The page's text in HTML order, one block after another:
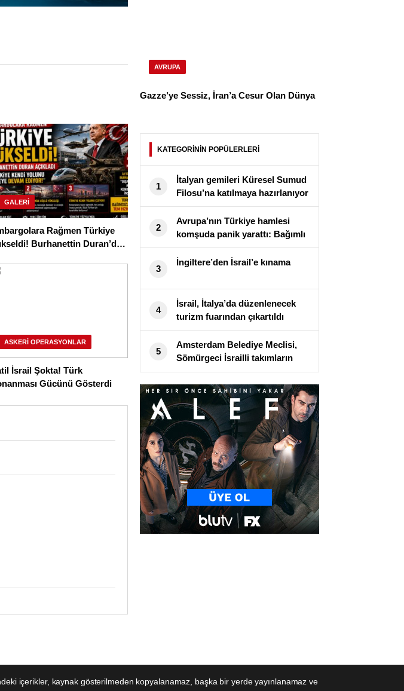
GALERI
Rağmen Türkiye
Burhanettin Duran’dan
ASKERI OPERASYONLAR
İsrail Şokta! Türk
Gücünü Gösterdi
AVRUPA
Gazze’ye Sessiz, İran’a Cesur Olan Dünya
KATEGORİNİN POPÜLERLERİ
1
İtalyan gemileri Küresel Sumud
Filosu’na katılmaya hazırlanıyor
2
Avrupa’nın Türkiye hamlesi
komşuda panik yarattı: Bağımlı
olabilir
3
İngiltere’den İsrail’e kınama
4
İsrail, İtalya’da düzenlenecek
turizm fuarından çıkartıldı
5
Amsterdam Belediye Meclisi,
Sömürgeci İsrailli takımların
şehirde istenmediğini belirten
kararı kabul etti.
içerikler, kaynak gösterilmeden kopyalanamaz, başka bir yerde yayınlanamaz ve